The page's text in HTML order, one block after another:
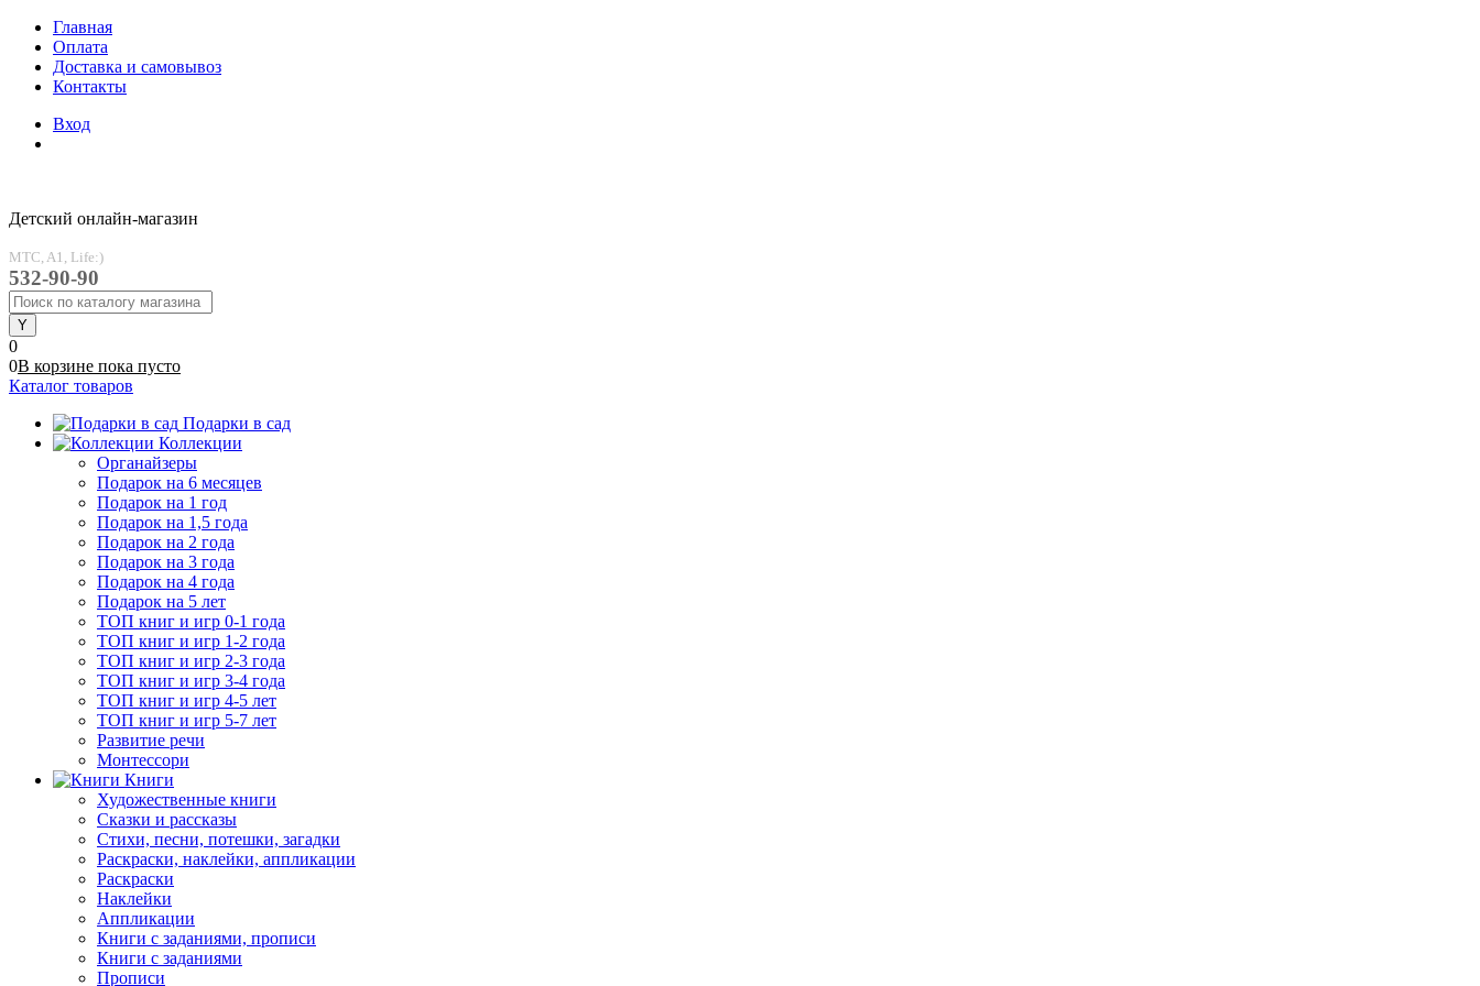
Главная
Оплата
Доставка и самовывоз
Контакты
Вход
Детский онлайн-магазин
MTC, A1, Life:)
532-90-90
0
0В корзине пока пусто
Каталог товаров
Подарки в сад
Коллекции
Органайзеры
Подарок на 6 месяцев
Подарок на 1 год
Подарок на 1,5 года
Подарок на 2 года
Подарок на 3 года
Подарок на 4 года
Подарок на 5 лет
ТОП книг и игр 0-1 года
ТОП книг и игр 1-2 года
ТОП книг и игр 2-3 года
ТОП книг и игр 3-4 года
ТОП книг и игр 4-5 лет
ТОП книг и игр 5-7 лет
Развитие речи
Монтессори
Книги
Художественные книги
Сказки и рассказы
Стихи, песни, потешки, загадки
Раскраски, наклейки, аппликации
Раскраски
Наклейки
Аппликации
Книги с заданиями, прописи
Книги с заданиями
Прописи